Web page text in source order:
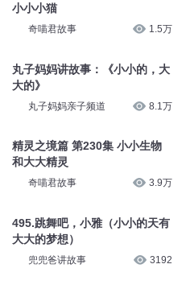
小小小猫
奇喵君故事 1.5万
丸子妈妈讲故事：《小小的，大
大的》
丸子妈妈亲子频道 8.1万
精灵之境篇 第230集 小小生物
和大大精灵
奇喵君故事 3.9万
495.跳舞吧，小雅（小小的天有
大大的梦想）
兜兜爸讲故事 3192